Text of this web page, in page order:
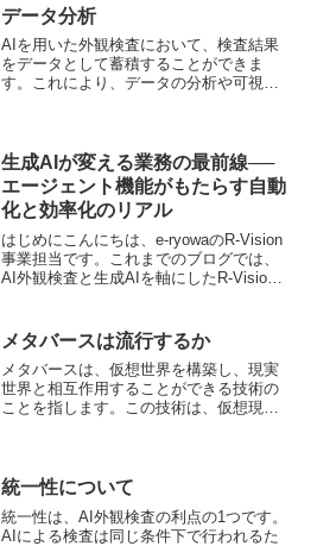
データ分析
AIを用いた外観検査において、検査結果
をデータとして蓄積することができま
す。これにより、データの分析や可視化
向、検査の信頼性などを分...
生成AIが変える業務の最前線──
エージェント機能がもたらす自動
化と効率化のリアル
はじめにこんにちは、e-ryowaのR-Vision
事業担当です。これまでのブログでは、
AI外観検査と生成AIを軸にしたR-Vision
能”に焦点を当てます。「C...
メタバースは流行するか
メタバースは、仮想世界を構築し、現実
世界と相互作用することができる技術の
ことを指します。この技術は、仮想現実
り、将来的には社...
統一性について
統一性は、AI外観検査の利点の1つです。
AIによる検査は同じ条件下で行われるた